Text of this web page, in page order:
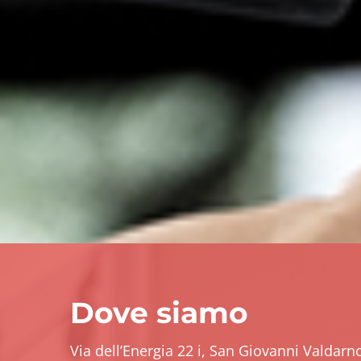
Dove siamo
Via dell’Energia 22 i, San Giovanni